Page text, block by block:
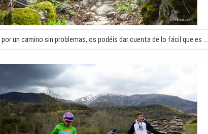
un camino sin problemas, os podéis dar cuenta de lo fácil que es …